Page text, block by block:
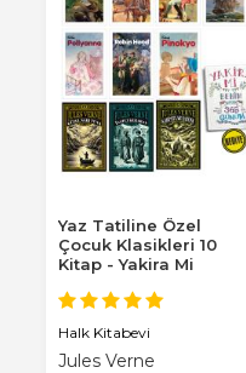
Yaz Tatiline Özel
Çocuk Klasikleri 10
Kitap - Yakira Mi
Halk Kitabevi
Jules Verne